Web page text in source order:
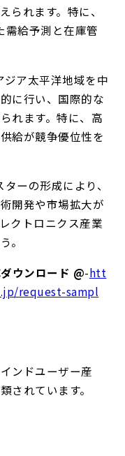
られます。特に、
需給予測と在庫管
ジア太平洋地域を中
に行い、国際的な
れます。特に、高
給が競争優位性を
ーの形成により、
開発や市場拡大が
クトロニクス産業
。
ウンロード @-htt
request-sampl
ンドユーザー産
されています。